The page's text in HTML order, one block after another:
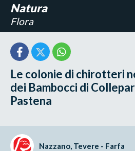
Natura
Flora
Le colonie di chirotteri
dei Bambocci di
Pastena
Nazzano, Tevere - Farfa